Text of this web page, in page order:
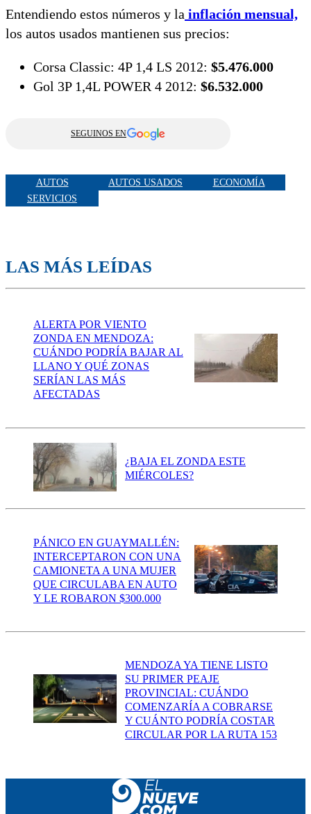
Entendiendo estos números y la inflación mensual,
los autos usados mantienen sus precios:
Corsa Classic: 4P 1,4 LS 2012: $5.476.000
Gol 3P 1,4L POWER 4 2012: $6.532.000
SEGUINOS EN
AUTOS AUTOS USADOS
ECONOMÍA
SERVICIOS
LAS MÁS LEÍDAS
ALERTA POR VIENTO
ZONDA EN MENDOZA:
CUÁNDO PODRÍA BAJAR AL
LLANO Y QUÉ ZONAS
SERÍAN LAS MÁS
AFECTADAS
¿BAJA EL ZONDA ESTE
MIÉRCOLES?
PÁNICO EN GUAYMALLÉN:
INTERCEPTARON CON UNA
CAMIONETA A UNA MUJER
QUE CIRCULABA EN AUTO
Y LE ROBARON $300.000
MENDOZA YA TIENE LISTO
SU PRIMER PEAJE
PROVINCIAL: CUÁNDO
COMENZARÍA A COBRARSE
Y CUÁNTO PODRÍA COSTAR
CIRCULAR POR LA RUTA 153